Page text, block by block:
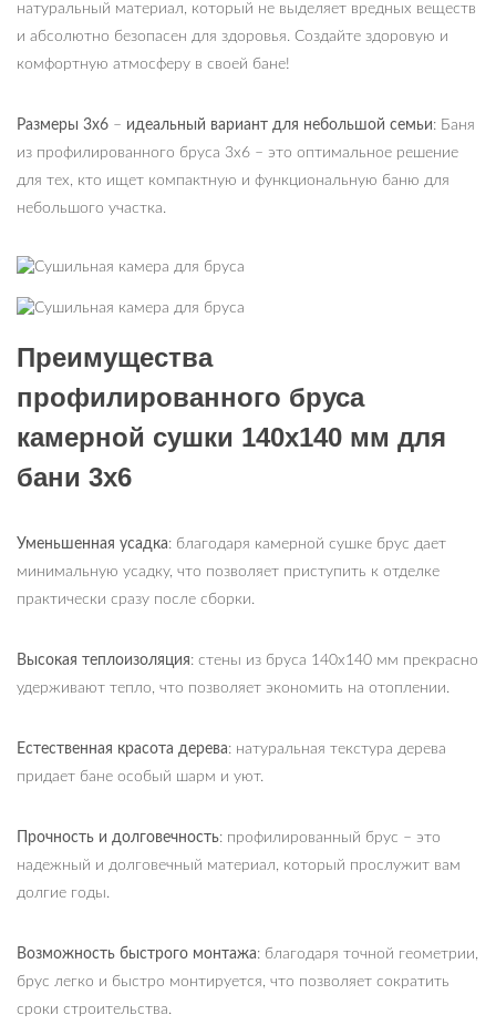
натуральный материал, который не выделяет вредных веществ
и абсолютно безопасен для здоровья. Создайте здоровую и
комфортную атмосферу в своей бане!
Размеры 3х6 – идеальный вариант для небольшой семьи: Баня
из профилированного бруса 3х6 – это оптимальное решение
для тех, кто ищет компактную и функциональную баню для
небольшого участка.
Преимущества
профилированного бруса
камерной сушки 140х140 мм для
бани 3х6
Уменьшенная усадка: благодаря камерной сушке брус дает
минимальную усадку, что позволяет приступить к отделке
практически сразу после сборки.
Высокая теплоизоляция: стены из бруса 140х140 мм прекрасно
удерживают тепло, что позволяет экономить на отоплении.
Естественная красота дерева: натуральная текстура дерева
придает бане особый шарм и уют.
Прочность и долговечность: профилированный брус – это
надежный и долговечный материал, который прослужит вам
долгие годы.
Возможность быстрого монтажа: благодаря точной геометрии,
брус легко и быстро монтируется, что позволяет сократить
сроки строительства.